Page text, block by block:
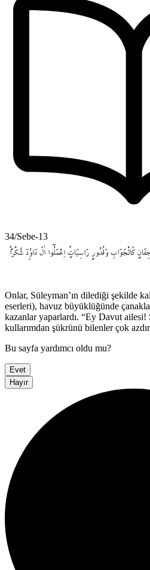
34/Sebe-13
كَالْجَوَابِ وَقُدُورٍ رَاسِيَاتٍۜ اِعْمَلُٓوا اٰلَ دَاوُ۫دَ شُكْراًۜ
Onlar, Süleyman’ın dilediği şekilde
eserleri), havuz büyüklüğünde
kazanlar yaparlardı. “Ey Davut ailesi!
kullarımdan şükrünü bilenler çok
Bu sayfa yardımcı oldu mu?
Evet
Hayır